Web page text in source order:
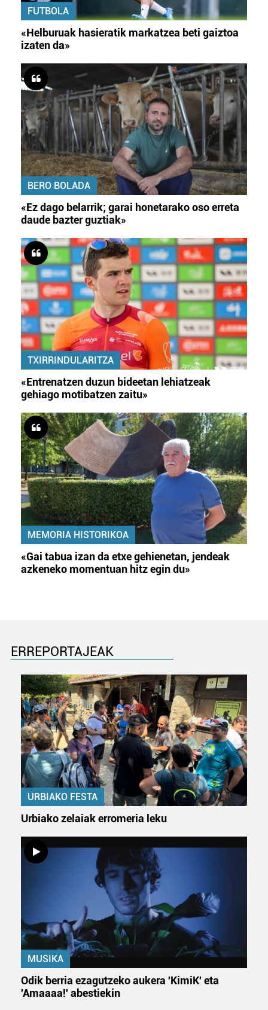
FUTBOLA
«Helburuak hasieratik markatzea beti gaiztoa
izaten da»
BERO BOLADA
«Ez dago belarrik; garai honetarako oso erreta
daude bazter guztiak»
TXIRRINDULARITZA
«Entrenatzen duzun bideetan lehiatzeak
gehiago motibatzen zaitu»
MEMORIA HISTORIKOA
«Gai tabua izan da etxe gehienetan, jendeak
azkeneko momentuan hitz egin du»
ERREPORTAJEAK
URBIAKO FESTA
Urbiako zelaiak erromeria leku
MUSIKA
Odik berria ezagutzeko aukera 'KimiK' eta
'Amaaaa!' abestiekin